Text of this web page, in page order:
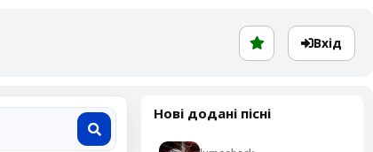
Вхід
Нові додані пісні